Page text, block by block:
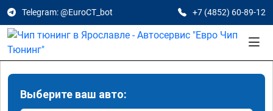
Telegram: @EuroCT_bot +7 (4852) 60-89-12
Выберите ваш авто: